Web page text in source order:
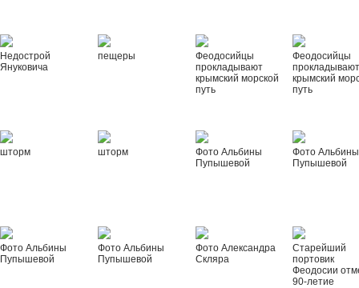
Недострой
Януковича
пещеры
Феодосийцы
прокладывают
крымский морской
путь
Феодосийцы
крымский
путь
шторм шторм
Фото Альбины
Пупышевой
Фото Альбины
Пупышевой
Фото Альбины
Пупышевой
Фото Альбины
Пупышевой
Фото Александра
Скляра
Старейший
портовик
Феодосии
90-летие